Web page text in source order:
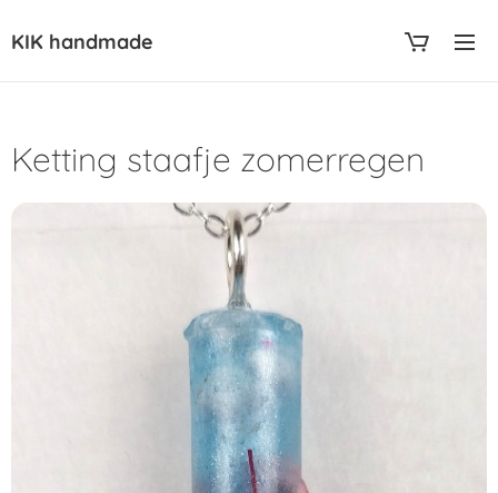
KIK handmade
Ketting staafje zomerregen